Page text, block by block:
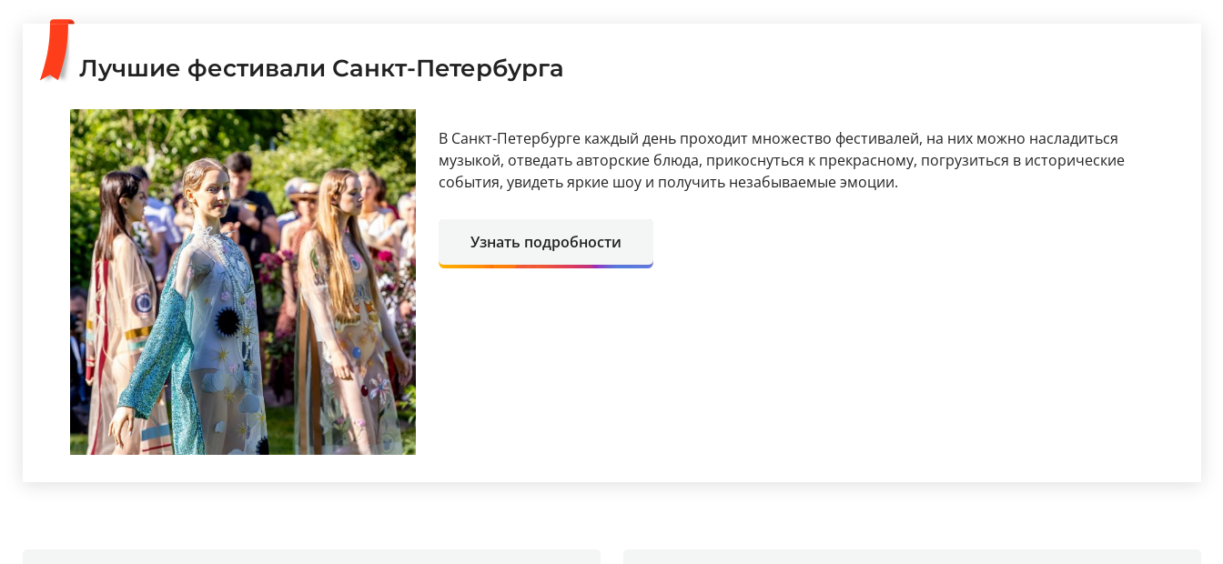
Лучшие фестивали Санкт-Петербурга
В Санкт-Петербурге каждый день проходит множество фестивалей, на них можно насладиться
музыкой, отведать авторские блюда, прикоснуться к прекрасному, погрузиться в исторические
события, увидеть яркие шоу и получить незабываемые эмоции.
Узнать подробности